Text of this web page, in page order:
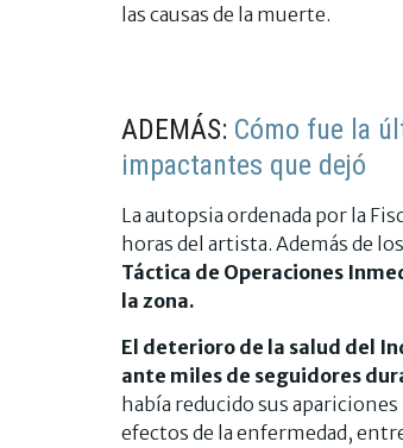
las causas de la muerte.
ADEMÁS: Cómo fue la
impactantes que dejó
La autopsia ordenada por la
horas del artista. Además de
Táctica de Operaciones
la zona.
El deterioro de la salud del
ante miles de seguidores
había reducido sus
efectos de la enfermedad,